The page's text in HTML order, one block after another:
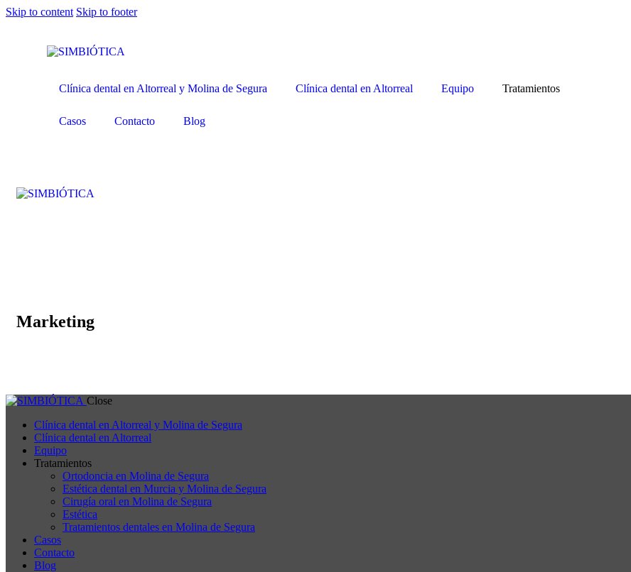
Skip to content Skip to footer
Clínica dental en Altorreal y Molina de Segura Clínica dental en Altorreal Equipo Tratamientos
Casos Contacto Blog
Marketing
Close
Clínica dental en Altorreal y Molina de Segura
Clínica dental en Altorreal
Equipo
Tratamientos
Ortodoncia en Molina de Segura
Estética dental en Murcia y Molina de Segura
Cirugía oral en Molina de Segura
Estética
Tratamientos dentales en Molina de Segura
Casos
Contacto
Blog